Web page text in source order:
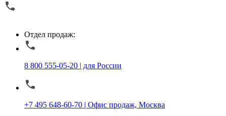
Отдел продаж:
8 800 555-05-20 | для России
+7 495 648-60-70 | Офис продаж, Москва